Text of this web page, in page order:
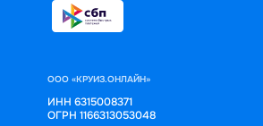
ООО «КРУИЗ.ОНЛАЙН»
ИНН 6315008371
ОГРН 1166313053048